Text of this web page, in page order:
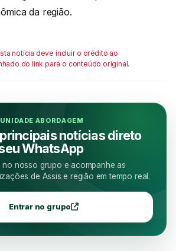
da região.
notícia deve incluir o crédito ao
do link para o conteúdo original.
ABORDAGEM
notícias direto
WhatsApp
no nosso grupo e acompanhe as
de Assis e região em tempo real.
Entrar no grupo